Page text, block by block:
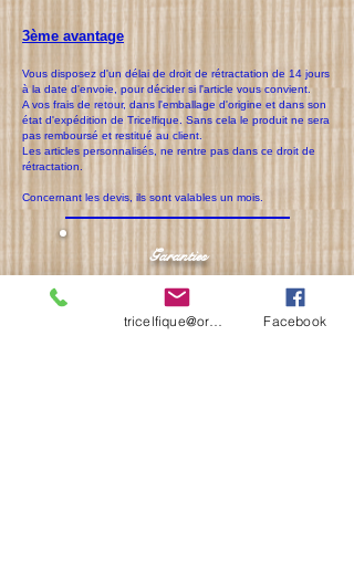
3ème avantage
Vous disposez d'un délai de droit de rétractation de 14 jours
à la date d'envoie, pour décider si l'article vous convient.
A vos frais de retour, dans l'emballage d'origine et dans son
état d'expédition de Tricelfique. Sans cela le produit ne sera
pas remboursé et restitué au client.
Les articles personnalisés, ne rentre pas dans ce droit de
rétractation.
Concernant les devis, ils sont valables un mois.
Garanties
4ème avantage
Facebook